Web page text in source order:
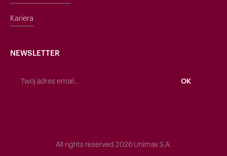
Kariera
NEWSLETTER
All rights reserved 2026 Unimax S.A.